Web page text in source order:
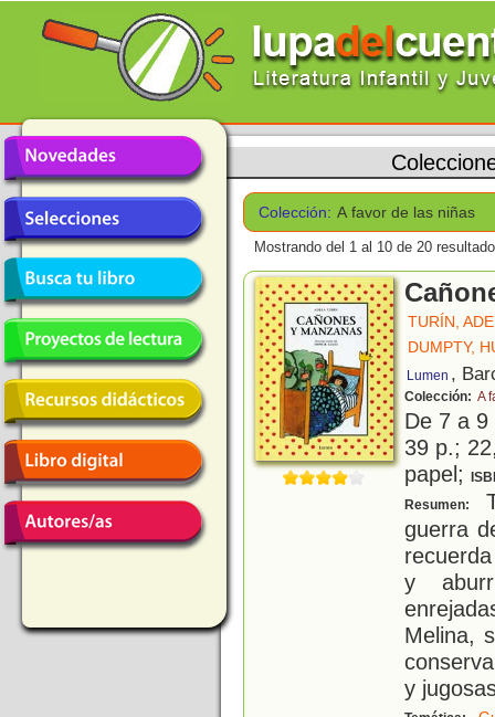
Colección: A favor de las niñas
Mostrando del 1 al 10 de 20
TURÍN,
DUMPTY,
Lumen ,
Colección: A
De 7 a
39 p.;
papel;
Resumen:
guerra
y
Melina,
y